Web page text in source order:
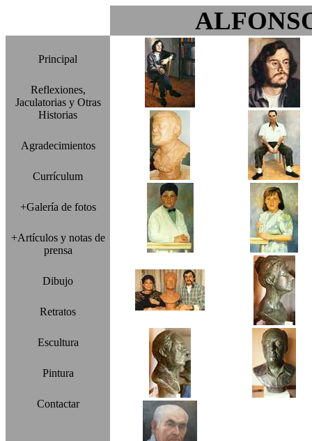
Principal
Reflexiones,
Jaculatorias y Otras
Historias
Agradecimientos
Currículum
+Galería de fotos
+Artículos y notas de
prensa
Dibujo
Retratos
Escultura
Pintura
Contactar